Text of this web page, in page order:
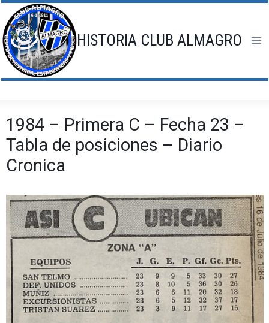
Saltar
al
contenido
HISTORIA CLUB ALMAGRO
1984 – Primera C – Fecha 23 –
Tabla de posiciones – Diario
Cronica